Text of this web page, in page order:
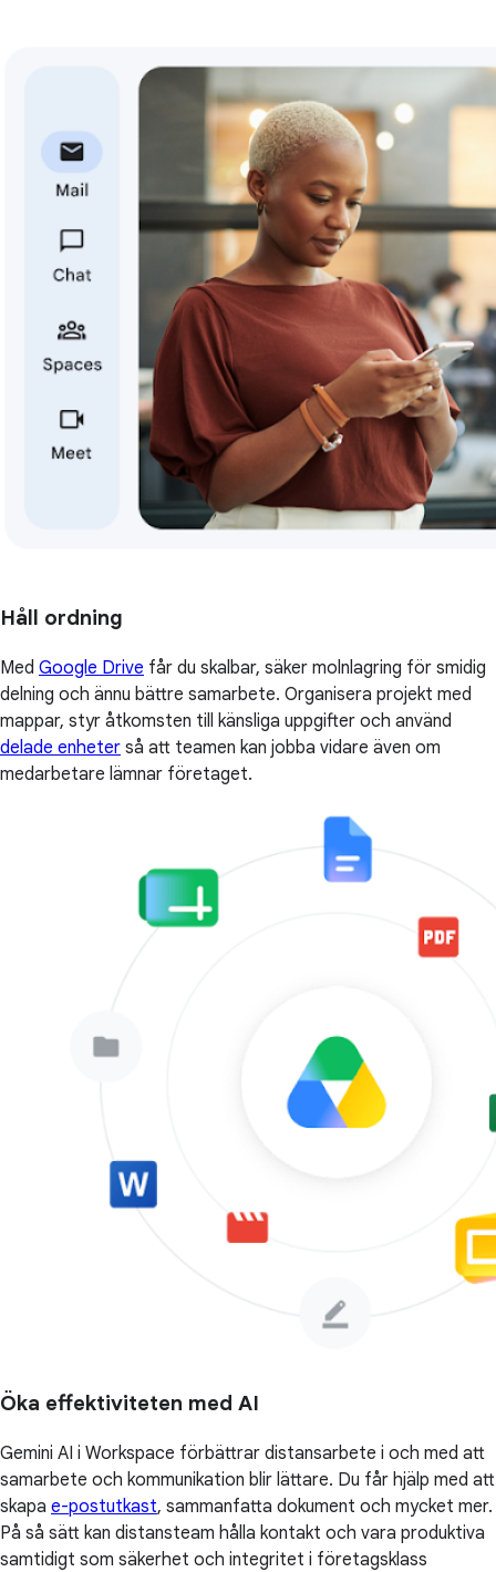
Håll ordning
Med Google Drive får du skalbar, säker molnlagring för smidig
delning och ännu bättre samarbete. Organisera projekt med
mappar, styr åtkomsten till känsliga uppgifter och använd
delade enheter så att teamen kan jobba vidare även om
medarbetare lämnar företaget.
Öka effektiviteten med AI
Gemini AI i Workspace förbättrar distansarbete i och med att
samarbete och kommunikation blir lättare. Du får hjälp med att
skapa e-postutkast, sammanfatta dokument och mycket mer.
På så sätt kan distansteam hålla kontakt och vara produktiva
samtidigt som säkerhet och integritet i företagsklass